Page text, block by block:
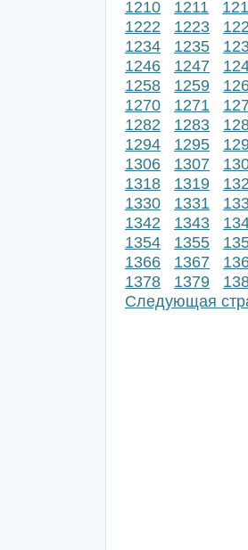
1210
1211
1222
1223
1234
1235
1246
1247
1258
1259
1270
1271
1282
1283
1294
1295
1306
1307
1318
1319
1330
1331
1342
1343
1354
1355
1366
1367
1378
1379
Следующая